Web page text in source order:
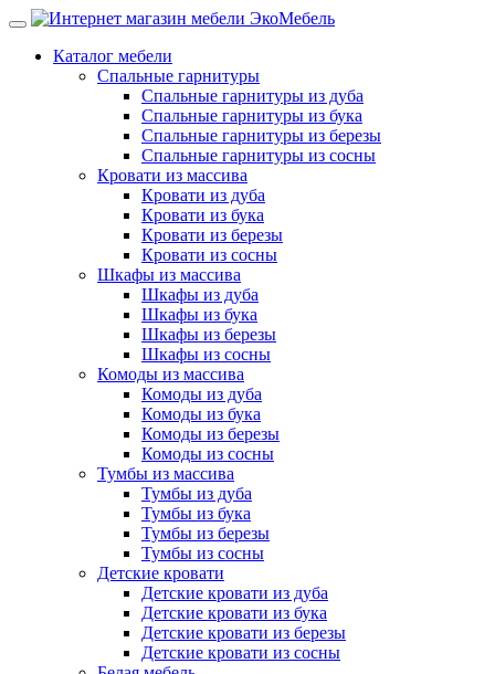
Каталог мебели
Спальные гарнитуры
Спальные гарнитуры из дуба
Спальные гарнитуры из бука
Спальные гарнитуры из березы
Спальные гарнитуры из сосны
Кровати из массива
Кровати из дуба
Кровати из бука
Кровати из березы
Кровати из сосны
Шкафы из массива
Шкафы из дуба
Шкафы из бука
Шкафы из березы
Шкафы из сосны
Комоды из массива
Комоды из дуба
Комоды из бука
Комоды из березы
Комоды из сосны
Тумбы из массива
Тумбы из дуба
Тумбы из бука
Тумбы из березы
Тумбы из сосны
Детские кровати
Детские кровати из дуба
Детские кровати из бука
Детские кровати из березы
Детские кровати из сосны